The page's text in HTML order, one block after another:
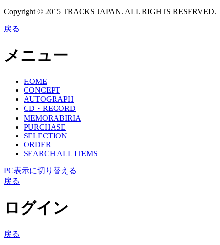
Copyright © 2015 TRACKS JAPAN. ALL RIGHTS RESERVED.
戻る
メニュー
HOME
CONCEPT
AUTOGRAPH
CD・RECORD
MEMORABIRIA
PURCHASE
SELECTION
ORDER
SEARCH ALL ITEMS
PC表示に切り替える
戻る
ログイン
戻る